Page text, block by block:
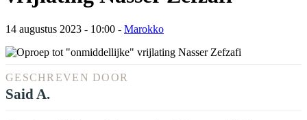
14 augustus 2023 - 10:00 - Marokko
GESCHREVEN DOOR
Said A.